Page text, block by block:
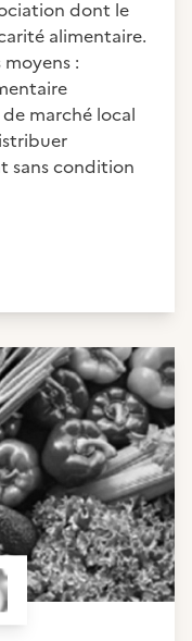
dont le
alimentaire.
:
marché local
sans condition